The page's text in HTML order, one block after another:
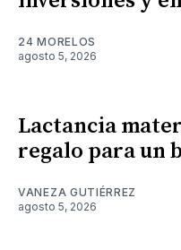
24 MORELOS
agosto 5, 2026
Lactancia
regalo para un
VANEZA GUTIÉRREZ
agosto 5, 2026